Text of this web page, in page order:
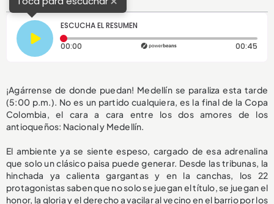
ESCUCHA EL RESUMEN
00:00 Tiempo transcurrido: 0 segundos 00:45
¡Agárrense de donde puedan! Medellín se paraliza esta tarde
(5:00 p.m.). No es un partido cualquiera, es la final de la Copa
Colombia, el cara a cara entre los dos amores de los
antioqueños: Nacional y Medellín.
El ambiente ya se siente espeso, cargado de esa adrenalina
que solo un clásico paisa puede generar. Desde las tribunas, la
hinchada ya calienta gargantas y en la canchas, los 22
protagonistas saben que no solo se juegan el título, se juegan el
honor, la gloria y el derecho a vacilar al vecino en el barrio por los